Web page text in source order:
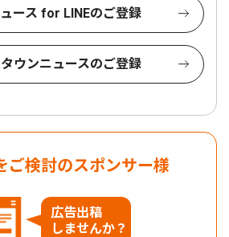
ース for LINEのご登録
ウンニュースのご登録
ご検討のスポンサー様
広告出稿
しませんか？